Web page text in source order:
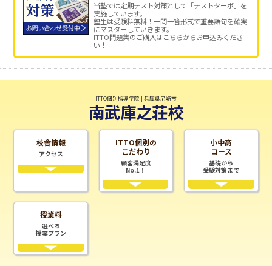
当塾では定期テスト対策として「テストターボ」を
実施しています。
塾生は受験料無料！一問一答形式で重要語句を確実
にマスターしていきます。
ITTO問題集のご購入はこちらからお申込みくださ
い！
ITTO個別指導学院 | 兵庫県尼崎市
南武庫之荘校
校舎情報
アクセス
ITTO個別の
こだわり
顧客満足度
No.1！
小中高
コース
基礎から
受験対策まで
授業料
選べる
授業プラン